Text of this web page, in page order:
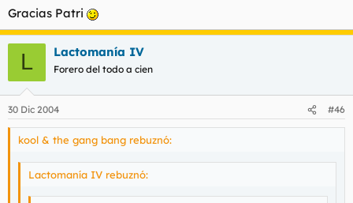
Si alguien puede contestarme se lo agradeceria. :)
Metro 1 sentido Plaza de Castilla.
plano
Sí, yo también me voy a los Madriles
Gracias Patri
L Lactomanía IV
Forero del todo a cien
30 Dic 2004 #46
kool & the gang bang rebuznó:
Lactomanía IV rebuznó: